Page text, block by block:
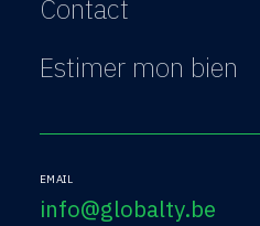
Contact
Estimer mon bien
EMAIL
info@globalty.be